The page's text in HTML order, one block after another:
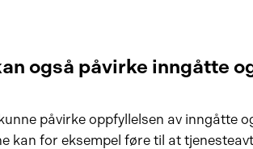
også påvirke inngåtte
påvirke oppfyllelsen av inngåtte
kan for eksempel føre til at